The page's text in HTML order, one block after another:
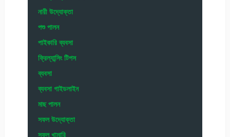
নারী উদ্যোক্তা
পশু পালন
পাইকারি ব্যবসা
ফ্রিল্যান্সিং টিপস
ব্যবসা
ব্যবসা গাইডলাইন
মাছ পালন
সফল উদ্যোক্তা
সফল খামারি